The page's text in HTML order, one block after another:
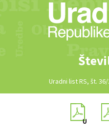
Uradni list RS, št.